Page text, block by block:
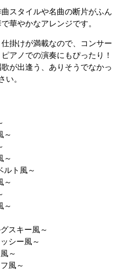
スタイルや名曲の断片がふん
華やかなアレンジです。
掛けが満載なので、コンサー
アノでの演奏にもぴったり！
が出逢う、ありそうでなかっ
い。
～
～
ルト風～
～
～
スキー風～
シー風～
～
風～